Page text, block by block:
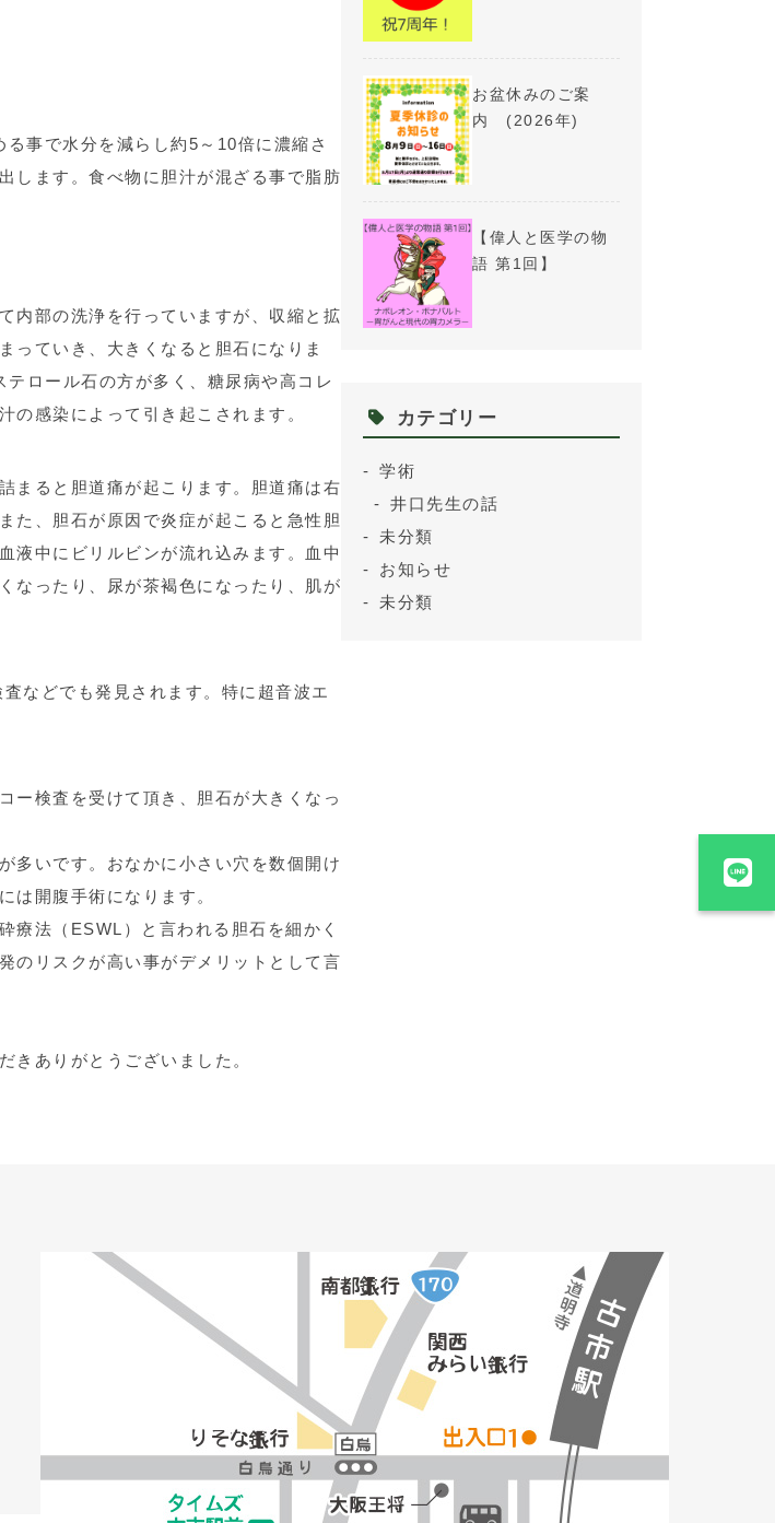
事で水分を減らし約5～10倍に濃縮さ
します。食べ物に胆汁が混ざる事で脂肪
内部の洗浄を行っていますが、収縮と拡
っていき、大きくなると胆石になりま
ロール石の方が多く、糖尿病や高コレ
の感染によって引き起こされます。
まると胆道痛が起こります。胆道痛は右
た、胆石が原因で炎症が起こると急性胆
液中にビリルビンが流れ込みます。血中
なったり、尿が茶褐色になったり、肌が
などでも発見されます。特に超音波エ
ー検査を受けて頂き、胆石が大きくなっ
多いです。おなかに小さい穴を数個開け
は開腹手術になります。
療法（ESWL）と言われる胆石を細かく
のリスクが高い事がデメリットとして言
きありがとうございました。
お盆休みのご案
内 (2026年)
【偉人と医学の物
語 第1回】
カテゴリー
学術
井口先生の話
未分類
お知らせ
未分類